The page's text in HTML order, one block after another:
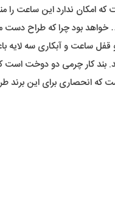
امکان ندارد این ساعت را
خواهد بود چرا که طراح
و قفل ساعت و آبکاری سه
کار چرمی دو دوخت است
انحصاری برای این برند